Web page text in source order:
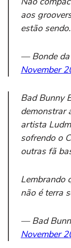
aos
estão
— Bonde da
November
Bad Bunny
demonstrar
artista
sofrendo o
outras fã
Lembrando
não é terra
— Bad
November